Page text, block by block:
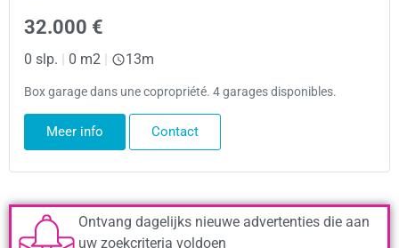
32.000 €
0 slp. | 0 m2 | 13m
Box garage dans une copropriété. 4 garages disponibles.
Meer info Contact
Ontvang dagelijks nieuwe advertenties die aan
uw zoekcriteria voldoen